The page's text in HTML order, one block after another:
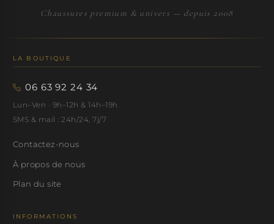
Chaussures premium & univers — depuis 2008
LA BOUTIQUE
06 63 92 24 34
Lun–Ven · 9h–12h & 14h–19h
SMS & mail : 24h/24, 7j/7
Contactez-nous
À propos de nous
Plan du site
INFORMATIONS